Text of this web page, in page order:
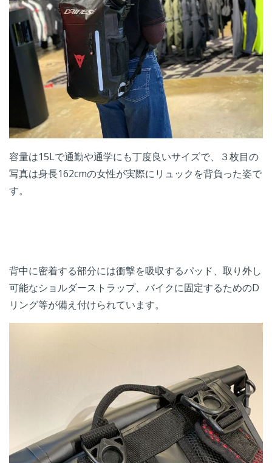
容量は15Lで通勤や通学にも丁度良いサイズで、３枚目の
写真は身長162cmの女性が実際にリュックを背負った姿で
す。
背中に密着する部分には衝撃を吸収するパッド、取り外し
可能なショルダーストラップ、バイクに固定するためのD
リング等が備え付けられています。